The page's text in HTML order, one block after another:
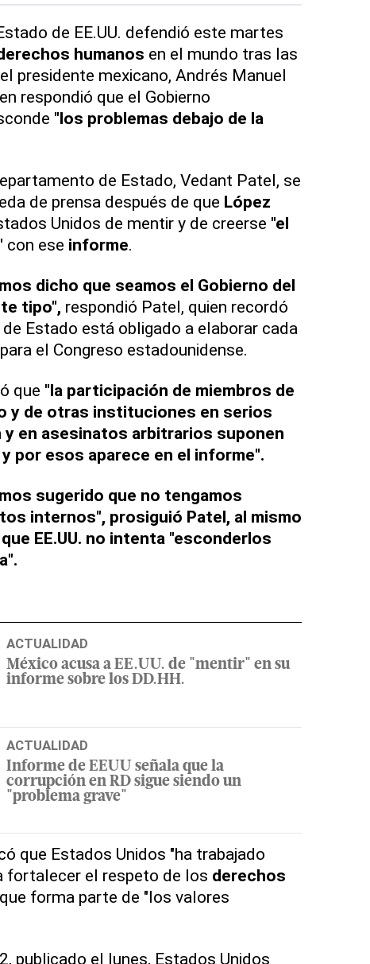
de EE.UU. defendió este martes
humanos en el mundo tras las
presidente mexicano, Andrés Manuel
respondió que el Gobierno
"los problemas debajo de la
de Estado, Vedant Patel, se
de prensa después de que López
Unidos de mentir y de creerse "el
con ese informe.
dicho que seamos el Gobierno del
tipo", respondió Patel, quien recordó
Estado está obligado a elaborar cada
el Congreso estadounidense.
que "la participación de miembros de
y de otras instituciones en serios
en asesinatos arbitrarios suponen
por esos aparece en el informe".
sugerido que no tengamos
internos", prosiguió Patel, al mismo
EE.UU. no intenta "esconderlos
ACTUALIDAD
México acusa a EE.UU. de "mentir" en su
informe sobre los DD.HH.
ACTUALIDAD
Informe de EEUU señala que la
corrupción en RD sigue siendo un
"problema grave"
que Estados Unidos "ha trabajado
fortalecer el respeto de los derechos
forma parte de "los valores
publicado el lunes, Estados Unidos